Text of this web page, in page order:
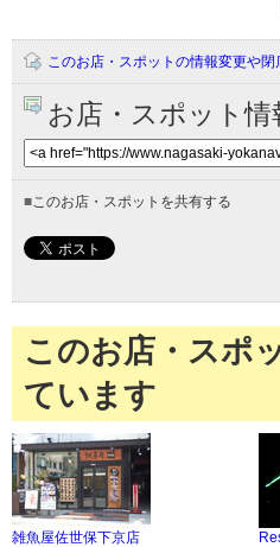
このお店・スポットの情報変更や
お店・スポット
■このお店・スポットを共有する
このお店・スポ
ています
雑魚屋佐世保下京店